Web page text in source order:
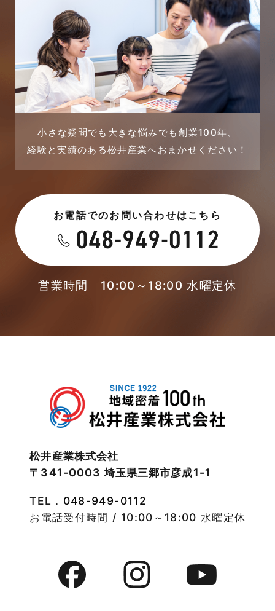
市民リフォームサービス
店舗・テナント施工事例
戸建賃貸住宅活用事例
採用情報
未分類
未分類
本店-ブログ
東武スカイツリーライン
注文住宅施工事例
物件検索
物件特集
竹ノ塚店-ブログ
貸倉庫・その他
2023年11月
2023年10月
2023年9月
2023年7月
2023年5月
2023年4月
2023年3月
2022年11月
2022年9月
2022年8月
2022年6月
小さな疑問でも大きな悩みでも創業100年、
経験と実績のある松井産業へおまかせください！
お電話でのお問い合わせはこちら
営業時間 10:00～18:00 水曜定休
松井産業株式会社
〒341-0003 埼玉県三郷市彦成1-1
TEL． 048-949-0112
お電話受付時間 / 10:00～18:00 水曜定休